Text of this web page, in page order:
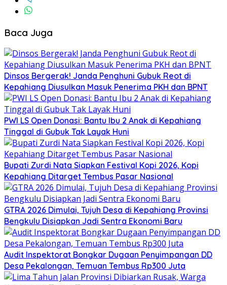
Baca Juga
Dinsos Bergerak! Janda Penghuni Gubuk Reot di
Kepahiang Diusulkan Masuk Penerima PKH dan BPNT
PWI LS Open Donasi: Bantu Ibu 2 Anak di Kepahiang
Tinggal di Gubuk Tak Layak Huni
Bupati Zurdi Nata Siapkan Festival Kopi 2026, Kopi
Kepahiang Ditarget Tembus Pasar Nasional
GTRA 2026 Dimulai, Tujuh Desa di Kepahiang Provinsi
Bengkulu Disiapkan Jadi Sentra Ekonomi Baru
Audit Inspektorat Bongkar Dugaan Penyimpangan DD
Desa Pekalongan, Temuan Tembus Rp300 Juta